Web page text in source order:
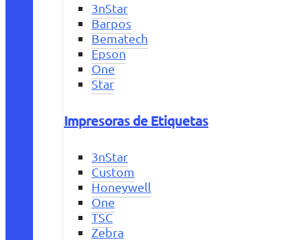
3nStar
Barpos
Bematech
Epson
One
Star
Impresoras de Etiquetas
3nStar
Custom
Honeywell
One
TSC
Zebra